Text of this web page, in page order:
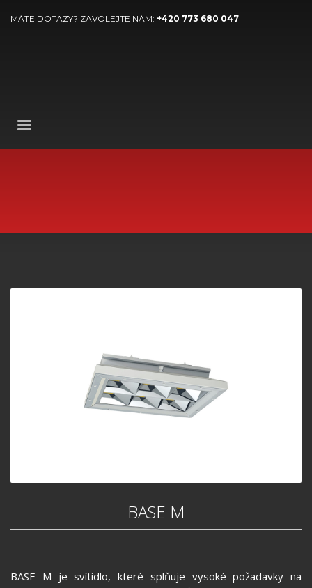
MÁTE DOTAZY? ZAVOLEJTE NÁM: +420 773 680 047
BASE M
BASE M je svítidlo, které splňuje vysoké požadavky na